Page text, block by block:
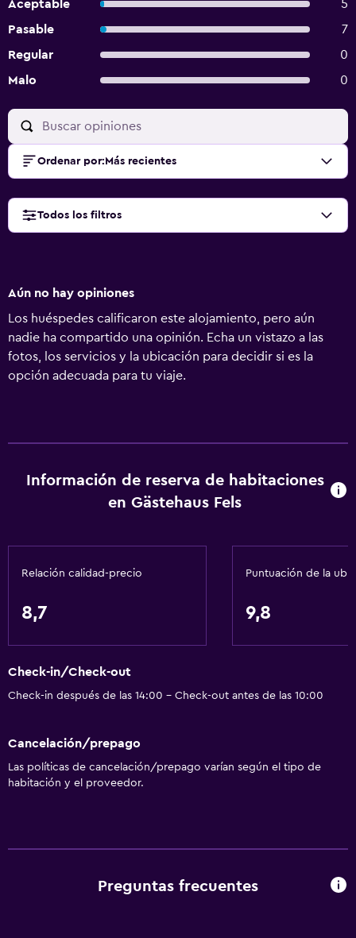
Aceptable
5
Pasable
7
Regular
0
Malo
0
Ordenar por: Más recientes
Todos los filtros
Aún no hay opiniones
Los huéspedes calificaron este alojamiento, pero aún
nadie ha compartido una opinión. Echa un vistazo a las
fotos, los servicios y la ubicación para decidir si es la
opción adecuada para tu viaje.
Información de reserva de habitaciones
en Gästehaus Fels
Relación calidad-precio
8,7
Puntuación de la
9,8
Check-in/Check-out
Check-in después de las 14:00 - Check-out antes de las 10:00
Cancelación/prepago
Las políticas de cancelación/prepago varían según el tipo de
habitación y el proveedor.
Preguntas frecuentes